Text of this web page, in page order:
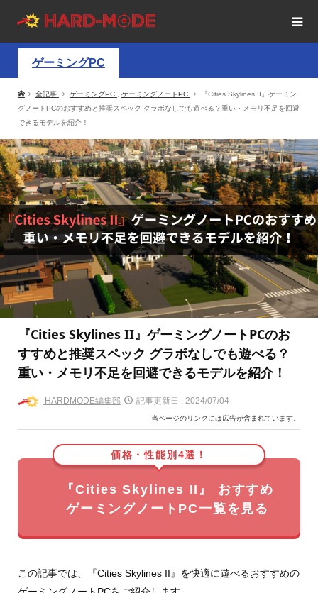
ゲーミングPC
全記事 ゲーミングPC ゲーミングノートPC
『Cities Skylines II』ゲーミン
グノートPCのおすすめと推奨スペック グラボなしでも遊べる？重い・メモリ不足を回避
できるモデルを紹介！
『Cities Skylines II』ゲーミングノートPCのお
すすめと推奨スペック グラボなしでも遊べる？
重い・メモリ不足を回避できるモデルを紹介！
HARDMODE編集部 記事更新日 : 2024/07/04
当ページのリンクには広告が含まれています。
価格・性能別4選！
『Cities Skylines II』 おすすめ
ゲーミングノートPC一覧を見る
この記事では、『Cities Skylines II』を快適に遊べるおすすめの